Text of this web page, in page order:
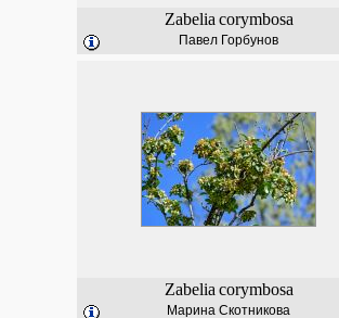
Zabelia corymbosa
Павел Горбунов
Zabelia corymbosa
Марина Скотникова